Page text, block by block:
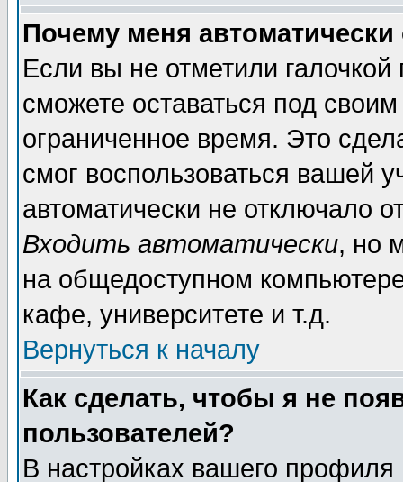
Почему меня автоматически
Если вы не отметили галочкой
сможете оставаться под
ограниченное время. Это
смог воспользоваться вашей
автоматически не отключало
Входить автоматически, но
на общедоступном
кафе, университете и т.д.
Вернуться к началу
Как сделать, чтобы я не
пользователей?
В настройках вашего